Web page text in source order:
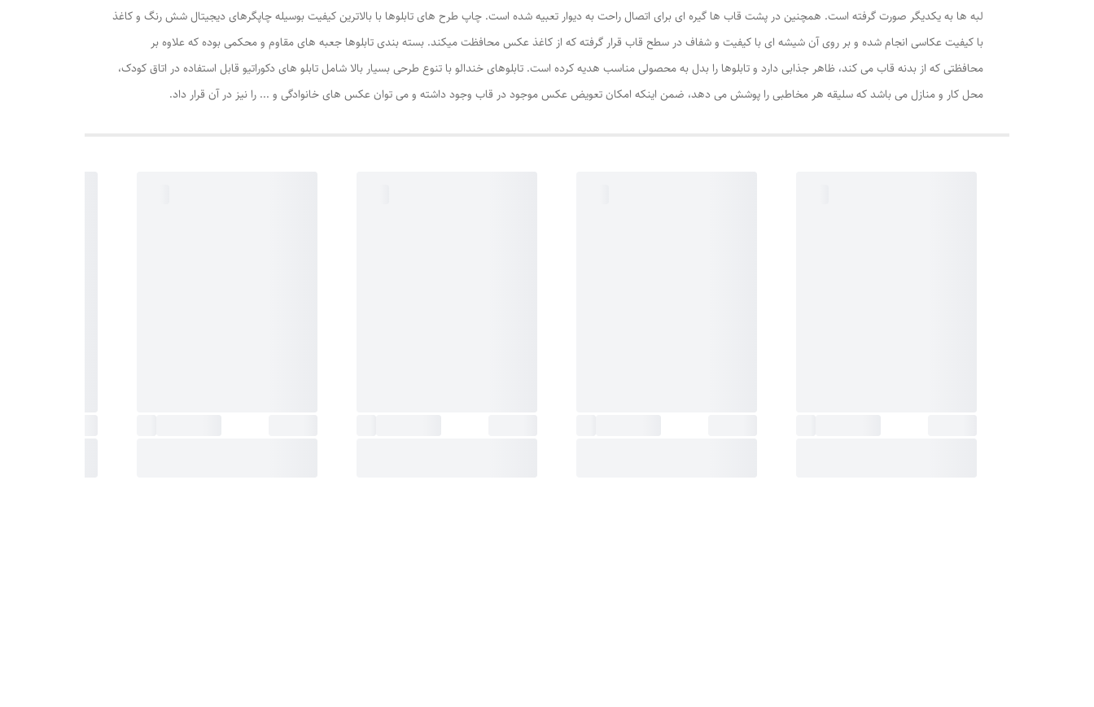
لبه ها به یکدیگر صورت گرفته است. همچنین در پشت قاب ها گیره ای برای اتصال راحت به دیوار تعبیه شده است. چاپ طرح های تابلوها با بالاترین کیفیت بوسیله چاپگرهای دیجیتال شش رنگ و کاغذ
با کیفیت عکاسی انجام شده و بر روی آن شیشه ای با کیفیت و شفاف در سطح قاب قرار گرفته که از کاغذ عکس محافظت میکند. بسته بندی تابلوها جعبه های مقاوم و محکمی بوده که علاوه بر
محافظتی که از بدنه قاب می کند، ظاهر جذابی دارد و تابلوها را بدل به محصولی مناسب هدیه کرده است. تابلوهای خندالو با تنوع طرحی بسیار بالا شامل تابلو های دکوراتیو قابل استفاده در اتاق کودک،
محل کار و منازل می باشد که سلیقه هر مخاطبی را پوشش می دهد، ضمن اینکه امکان تعویض عکس موجود در قاب وجود داشته و می توان عکس های خانوادگی و ... را نیز در آن قرار داد.